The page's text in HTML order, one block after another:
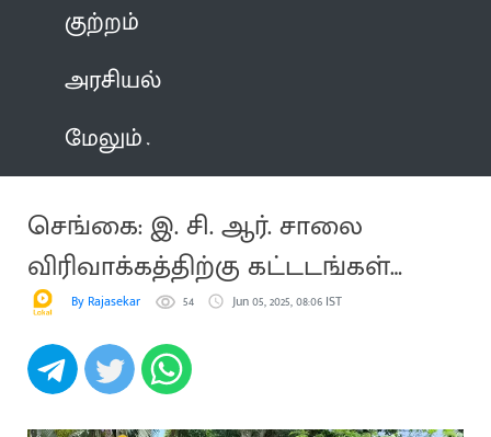
குற்றம்
அரசியல்
மேலும்
செங்கை: இ. சி. ஆர். சாலை
விரிவாக்கத்திற்கு கட்டடங்கள்
இடிப்புBy Rajasekar 54 Jun 05, 2025, 08:06 IST